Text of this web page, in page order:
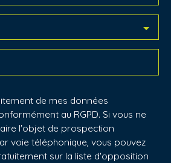
de mes données
au RGPD. Si vous ne
l'objet de prospection
voie téléphonique, vous pouvez
sur la liste d'opposition